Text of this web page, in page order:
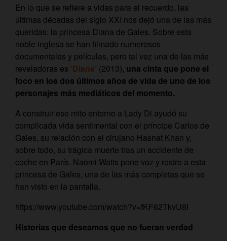
En lo que se refiere a vidas para el recuerdo, las
últimas décadas del siglo XXI nos dejó una de las más
queridas: la princesa Diana de Gales. Sobre esta
noble inglesa se han filmado numerosos
documentales y películas, pero tal vez una de las más
reveladoras es ‘Diana’ (2013), una cinta que pone el
foco en los dos últimos años de vida de uno de los
personajes más mediáticos del momento.
A construir ese mito entorno a Lady Di ayudó su
complicada vida sentimental con el príncipe Carlos de
Gales, su relación con el cirujano Hasnat Khan y,
sobre todo, su trágica muerte tras un accidente de
coche en París. Naomi Watts pone voz y rostro a esta
princesa de Gales, una de las más completas que se
han visto en la pantalla.
https://www.youtube.com/watch?v=fKF62TkvU8I
Historias que deseamos que no fueran verdad